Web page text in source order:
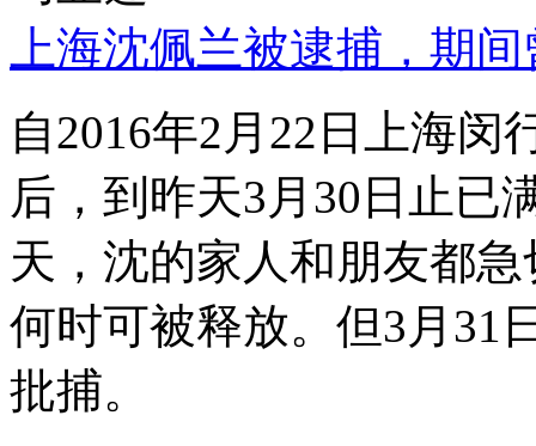
上海沈佩兰被逮捕，期
自2016年2月22日上海
后，到昨天3月30日止已
天，沈的家人和朋友都
何时可被释放。但3月31
批捕。